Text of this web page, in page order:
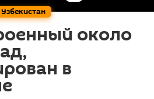
Узбекистан
около
в